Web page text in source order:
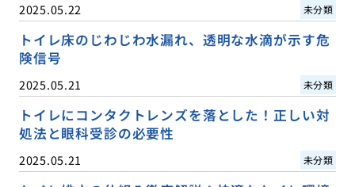
2025.05.22 未分類
トイレ床のじわじわ水漏れ、透明な水滴が示す危
険信号
2025.05.21 未分類
トイレにコンタクトレンズを落とした！正しい対
処法と眼科受診の必要性
2025.05.21 未分類